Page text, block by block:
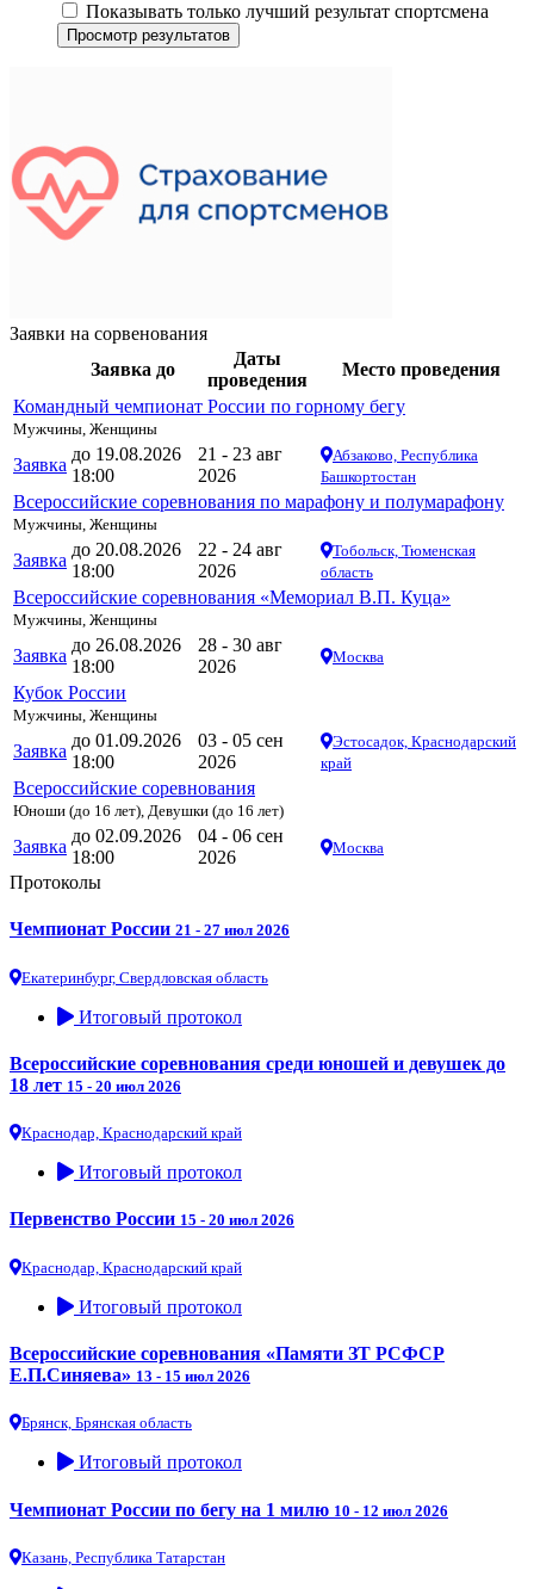
Показывать только лучший результат спортсмена
Просмотр результатов
Заявки на сорвенования
Заявка до
Даты
проведения
Место проведения
Командный чемпионат России по горному бегу
Мужчины, Женщины
Заявка
до 19.08.2026
18:00
21 - 23 авг
2026
Абзаково, Республика
Башкортостан
Всероссийские соревнования по марафону и полумарафону
Мужчины, Женщины
Заявка
до 20.08.2026
18:00
22 - 24 авг
2026
Тобольск, Тюменская
область
Всероссийские соревнования «Мемориал В.П. Куца»
Мужчины, Женщины
Заявка
до 26.08.2026
18:00
28 - 30 авг
2026
Москва
Кубок России
Мужчины, Женщины
Заявка
до 01.09.2026
18:00
03 - 05 сен
2026
Эстосадок, Краснодарский
край
Всероссийские соревнования
Юноши (до 16 лет), Девушки (до 16 лет)
Заявка
до 02.09.2026
18:00
04 - 06 сен
2026
Москва
Протоколы
Чемпионат России 21 - 27 июл 2026
Екатеринбург, Свердловская область
Итоговый протокол
Всероссийские соревнования среди юношей и девушек до
18 лет 15 - 20 июл 2026
Краснодар, Краснодарский край
Итоговый протокол
Первенство России 15 - 20 июл 2026
Краснодар, Краснодарский край
Итоговый протокол
Всероссийские соревнования «Памяти ЗТ РСФСР
Е.П.Синяева» 13 - 15 июл 2026
Брянск, Брянская область
Итоговый протокол
Чемпионат России по бегу на 1 милю 10 - 12 июл 2026
Казань, Республика Татарстан